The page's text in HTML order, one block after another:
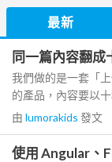
最新
同一篇內容翻成
我們做的是一套「
的產品，內容要以十
由 lumorakids 發文
使用 Angular、